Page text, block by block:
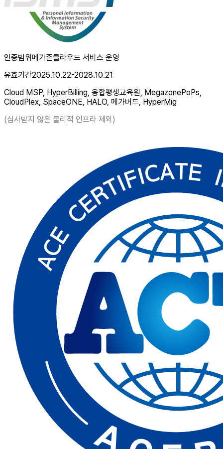
인증범위 메가존클라우드 서비스 운영
유효기간2025.10.22-2028.10.21
Cloud MSP, HyperBilling, 융합평생교육원, MegazonePoPs,
CloudPlex, SpaceONE, HALO, 메가버드, HyperMig
(심사받지 않은 물리적 인프라 제외)